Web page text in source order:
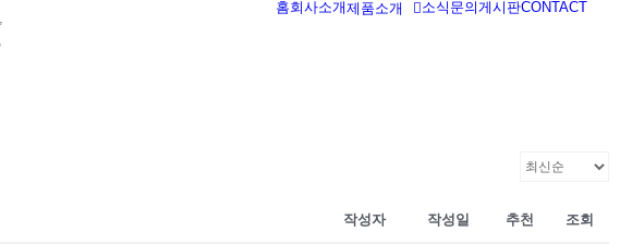
홈회사소개제품소개 소식 문의게시판CONTACT
작성자 작성일 추천 조회